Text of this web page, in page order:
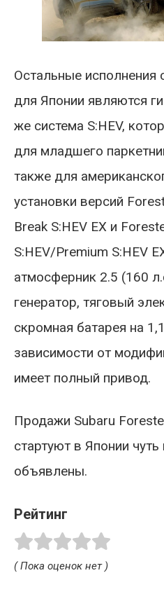
Остальные исполнения
для Японии являются
же система S:HEV,
для младшего
также для
установки версий
Break S:HEV EX и
S:HEV/Premium S:HEV
атмосферник 2.5 (160
генератор, тяговый
скромная батарея на
зависимости от
имеет полный привод.
Продажи Subaru
стартуют в Японии
объявлены.
Рейтинг
( Пока оценок нет )